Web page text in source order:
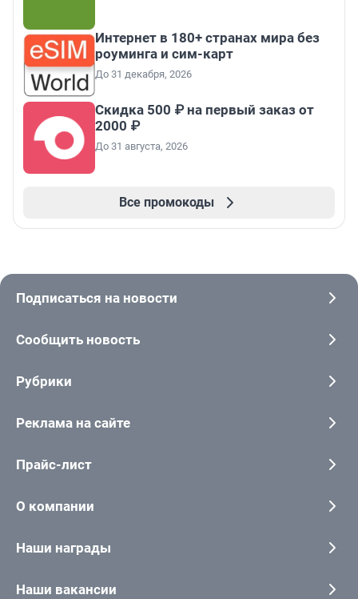
Интернет в 180+ странах мира без
роуминга и сим-карт
До 31 декабря, 2026
Скидка 500 ₽ на первый заказ от
2000 ₽
До 31 августа, 2026
Все промокоды
Подписаться на новости
Сообщить новость
Рубрики
Реклама на сайте
Прайс-лист
О компании
Наши награды
Наши вакансии